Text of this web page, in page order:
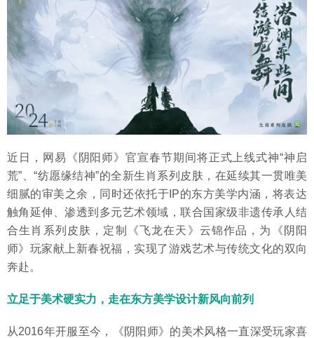
近日，网易《阴阳师》官宣春节期间将正式上线式神“神启
荒”、“纺愿缘结神”的全新生肖系列皮肤，在延续其一贯唯美
细腻的审美之余，同时还依托于IP的东方美学内涵，将表达
触角延伸、渗透到多元艺术领域，联合国家级非遗传承人结
合生肖系列皮肤，定制《飞龙在天》云锦作品，为《阴阳
师》玩家献上新春祝福，实现了游戏艺术与传统文化的双向
奔赴。
立足于美术硬实力，走在东方美学设计新风向前列
从2016年开服至今，《阴阳师》的美术风格一直深受玩家喜